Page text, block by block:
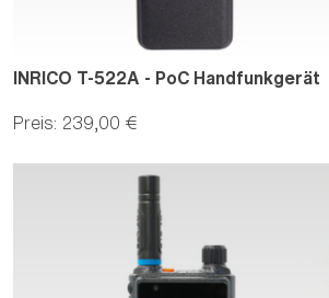
INRICO T-522A - PoC Handfunkgerät
Preis: 239,00 €